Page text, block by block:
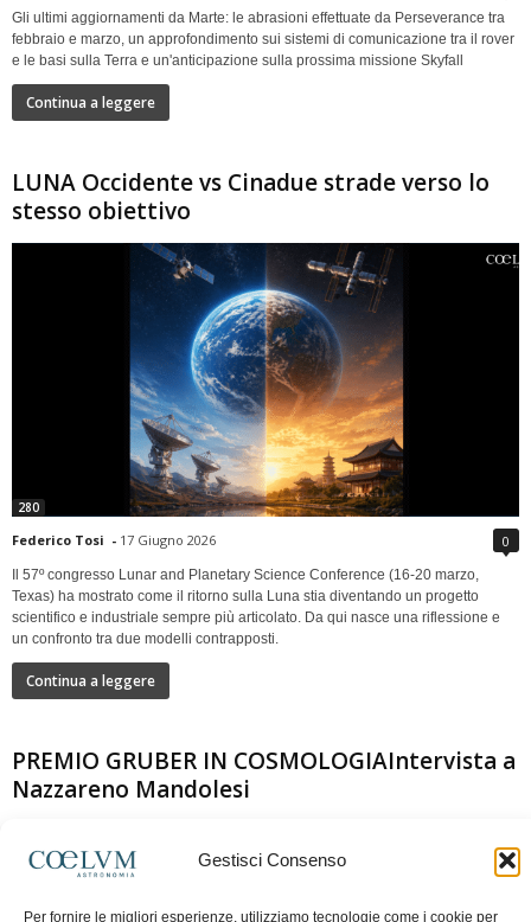
Gestisci Consenso
Per fornire le migliori esperienze, utilizziamo tecnologie come i cookie per
Gli ultimi aggiornamenti da Marte: le abrasioni effettuate da Perseverance tra
febbraio e marzo, un approfondimento sui sistemi di comunicazione tra il rover
e le basi sulla Terra e un'anticipazione sulla prossima missione Skyfall
Continua a leggere
LUNA Occidente vs Cinadue strade verso lo
stesso obiettivo
280
Federico Tosi - 17 Giugno 2026 0
Il 57º congresso Lunar and Planetary Science Conference (16-20 marzo,
Texas) ha mostrato come il ritorno sulla Luna stia diventando un progetto
scientifico e industriale sempre più articolato. Da qui nasce una riflessione e
un confronto tra due modelli contrapposti.
Continua a leggere
PREMIO GRUBER IN COSMOLOGIAIntervista a
Nazzareno Mandolesi